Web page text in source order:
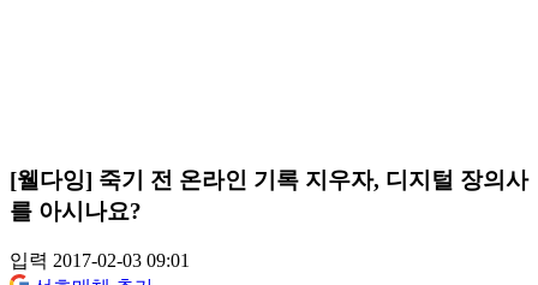
[웰다잉] 죽기 전 온라인 기록 지우자, 디지털 장의사
를 아시나요?
입력 2017-02-03 09:01